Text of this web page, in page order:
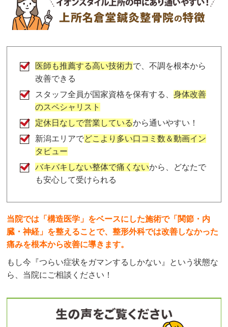
医師も推薦する高い技術力で、不調を根本から
改善できる
スタッフ全員が国家資格を保有する、身体改善
のスペシャリスト
定休日なしで営業しているから通いやすい！
新潟エリアでどこより多い口コミ数＆動画イン
タビュー
バキバキしない整体で痛くないから、どなたで
も安心して受けられる
当院では「構造医学」をベースにした施術で「関節・内
臓・神経」を整えることで、整形外科では改善しなかった
痛みを根本から改善に導きます。
もし今『つらい症状をガマンするしかない』という状態な
ら、当院にご相談ください！